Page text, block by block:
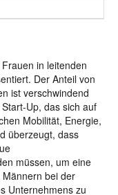
in leitenden
Der Anteil von
ist verschwindend
Up, das sich auf
Mobilität, Energie,
überzeugt, dass
müssen, um eine
bei der
Unternehmens zu